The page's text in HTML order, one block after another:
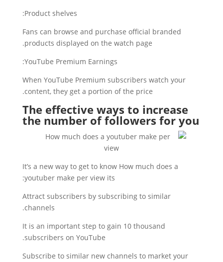
Product shelves:
Fans can browse and purchase official branded
products displayed on the watch page.
YouTube Premium Earnings:
When YouTube Premium subscribers watch your
content, they get a portion of the price.
The effective ways to increase
the number of followers for you
It’s a new way to get to know How much does a
youtuber make per view its:
Attract subscribers by subscribing to similar
channels.
It is an important step to gain 10 thousand
subscribers on YouTube.
Subscribe to similar new channels to market your